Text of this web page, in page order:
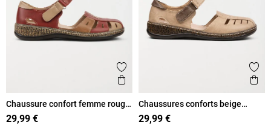
Ajouter aux favoris
Aperçu rapide
Chaussure confort femme rouge
(36-42)
29,99 €
Chaussures conforts beige
femme (37-42)
29,99 €